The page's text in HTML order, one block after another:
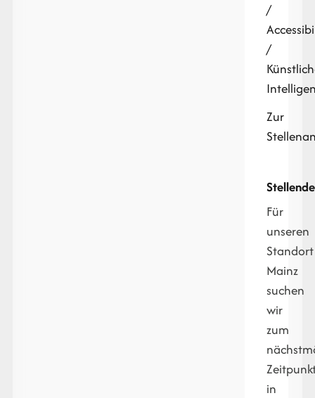
/
/
Zur
Für
unseren
Standort
Mainz
suchen
wir
zum
in